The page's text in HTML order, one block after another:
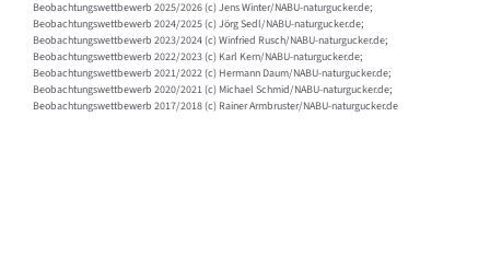
Beobachtungswettbewerb 2025/2026 (c) Jens Winter/NABU-naturgucker.de;
Beobachtungswettbewerb 2024/2025 (c) Jörg Sedl/NABU-naturgucker.de;
Beobachtungswettbewerb 2023/2024 (c) Winfried Rusch/NABU-naturgucker.de;
Beobachtungswettbewerb 2022/2023 (c) Karl Kern/NABU-naturgucker.de;
Beobachtungswettbewerb 2021/2022 (c) Hermann Daum/NABU-naturgucker.de;
Beobachtungswettbewerb 2020/2021 (c) Michael Schmid/NABU-naturgucker.de;
Beobachtungswettbewerb 2017/2018 (c) Rainer Armbruster/NABU-naturgucker.de